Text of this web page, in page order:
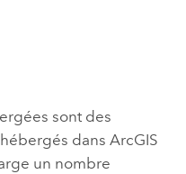
sont des
dans ArcGIS
un nombre